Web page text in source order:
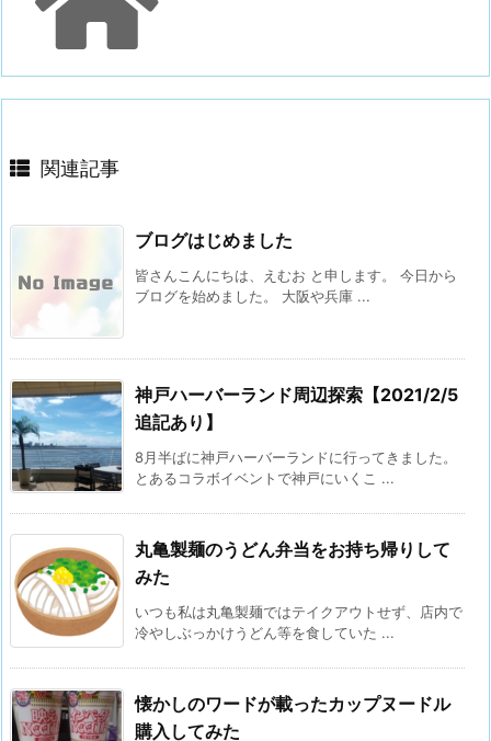
関連記事
ブログはじめました
皆さんこんにちは、えむお と申します。 今日から
ブログを始めました。 大阪や兵庫 ...
神戸ハーバーランド周辺探索【2021/2/5
追記あり】
8月半ばに神戸ハーバーランドに行ってきました。
とあるコラボイベントで神戸にいくこ ...
丸亀製麺のうどん弁当をお持ち帰りして
みた
いつも私は丸亀製麺ではテイクアウトせず、店内で
冷やしぶっかけうどん等を食していた ...
懐かしのワードが載ったカップヌードル
購入してみた